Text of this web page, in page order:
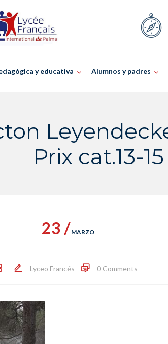
y educativa Alumnos y padres
Prix cat.13-
23 / MARZO
Lyceo Francés 0 Comments